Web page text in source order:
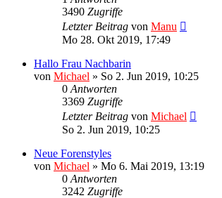
3490 Zugriffe
Letzter Beitrag von Manu
Mo 28. Okt 2019, 17:49
Hallo Frau Nachbarin
von Michael » So 2. Jun 2019, 10:25
0 Antworten
3369 Zugriffe
Letzter Beitrag von Michael
So 2. Jun 2019, 10:25
Neue Forenstyles
von Michael » Mo 6. Mai 2019, 13:19
0 Antworten
3242 Zugriffe